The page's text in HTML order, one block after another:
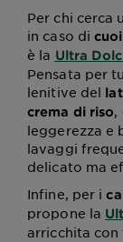
Per chi cerca
in caso di
è la Ultra
Pensata per
lenitive del
crema di riso,
leggerezza e
lavaggi
delicato ma
Infine, per i
propone la
arricchita